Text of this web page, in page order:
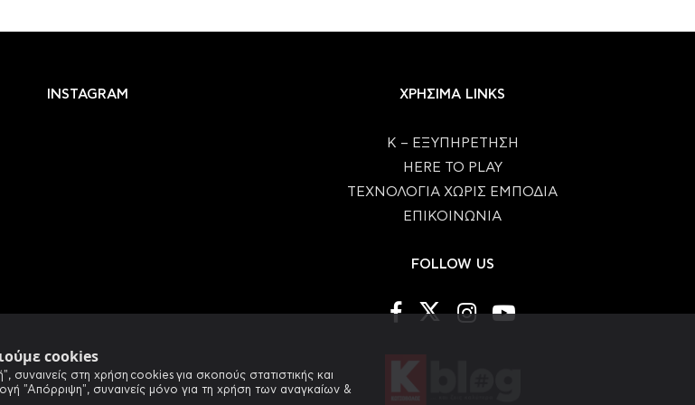
cookies
συναινείς στη χρήση cookies για σκοπούς στατιστικής και
"Απόρριψη", συναινείς μόνο για τη χρήση των αναγκαίων &
INSTAGRAM ΧΡΗΣΙΜΑ LINKS
Κ – ΕΞΥΠΗΡΕΤΗΣΗ
HERE TO PLAY
ΤΕΧΝΟΛΟΓΙΑ ΧΩΡΙΣ ΕΜΠΟΔΙΑ
ΕΠΙΚΟΙΝΩΝΙΑ
FOLLOW US